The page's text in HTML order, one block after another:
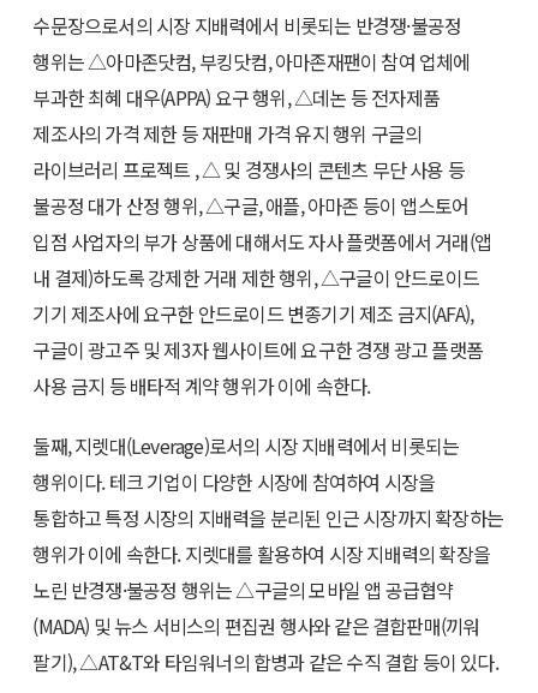
수문장으로서의 시장 지배력에서 비롯되는 반경쟁·불공정
행위는 △아마존닷컴, 부킹닷컴, 아마존재팬이 참여 업체에
부과한 최혜 대우(APPA) 요구 행위, △데논 등 전자제품
제조사의 가격 제한 등 재판매 가격 유지 행위 구글의
라이브러리 프로젝트 , △ 및 경쟁사의 콘텐츠 무단 사용 등
불공정 대가 산정 행위, △구글, 애플, 아마존 등이 앱스토어
입점 사업자의 부가 상품에 대해서도 자사 플랫폼에서 거래(앱
내 결제)하도록 강제한 거래 제한 행위, △구글이 안드로이드
기기 제조사에 요구한 안드로이드 변종기기 제조 금지(AFA),
구글이 광고주 및 제3자 웹사이트에 요구한 경쟁 광고 플랫폼
사용 금지 등 배타적 계약 행위가 이에 속한다.
둘째, 지렛대(Leverage)로서의 시장 지배력에서 비롯되는
행위이다. 테크 기업이 다양한 시장에 참여하여 시장을
통합하고 특정 시장의 지배력을 분리된 인근 시장까지 확장하는
행위가 이에 속한다. 지렛대를 활용하여 시장 지배력의 확장을
노린 반경쟁·불공정 행위는 △구글의 모바일 앱 공급협약
(MADA) 및 뉴스 서비스의 편집권 행사와 같은 결합판매(끼워
팔기), △AT&T와 타임워너의 합병과 같은 수직 결합 등이 있다.